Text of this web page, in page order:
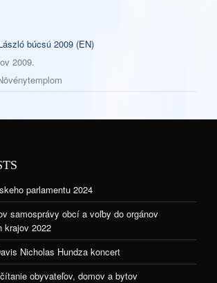
búcsú 2009 (EN)
2009.
parlamentu 2024
samosprávy obcí a voľby do orgánov
krajov 2022
Nicholas Hundza koncert
obyvateľov, domov a bytov